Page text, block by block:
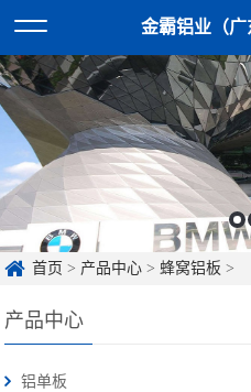
金霸铝业（广
首页 > 产品中心 >蜂窝铝板 >
产品中心
铝单板